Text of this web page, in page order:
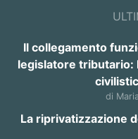
Il collegamento
legislatore tributario:
di
La riprivatizzazione